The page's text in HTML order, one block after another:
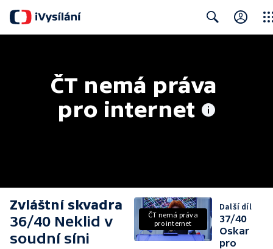
ČT nemá práva
pro internet
Zvláštní skvadra
36/40 Neklid v
soudní síni
ČT nemá práva
pro internet
Další díl
37/40
Oskar
pro